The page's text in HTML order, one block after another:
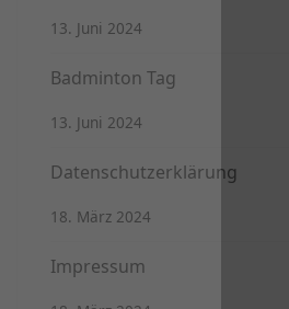
13. Juni 2024
Badminton Tag
13. Juni 2024
Datenschutzerklärung
18. März 2024
Impressum